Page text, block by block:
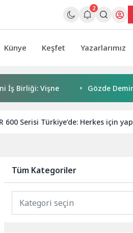
2
Künye Keşfet Yazarlarımız
Vişne Gözde
600 Serisi Türkiye’de: Herkes için
Tüm Kategoriler